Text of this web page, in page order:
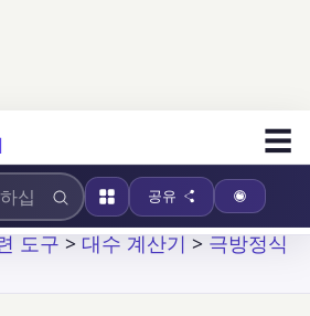
☰
공유
도구>대수 계산기>극방정식